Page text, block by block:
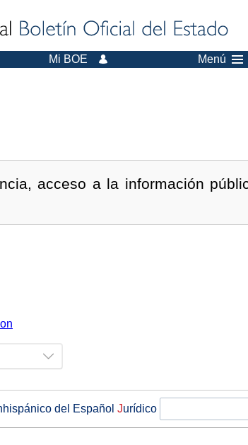
Mi BOE Menú
acceso a la información
del Español Jurídico